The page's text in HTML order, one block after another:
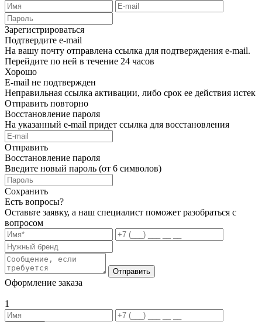
Зарегистрироваться
Подтвердите e-mail
На вашу почту отправлена ссылка для подтверждения e-mail.
Перейдите по ней в течение 24 часов
Хорошо
E-mail не подтвержден
Неправильная ссылка активации, либо срок ее действия истек
Отправить повторно
Восстановление пароля
На указанный e-mail придет ссылка для восстановления
Отправить
Восстановление пароля
Введите новый пароль (от 6 символов)
Сохранить
Есть вопросы?
Оставьте заявку, а наш специалист поможет разобраться с
вопросом
Отправить
Оформление заказа
1